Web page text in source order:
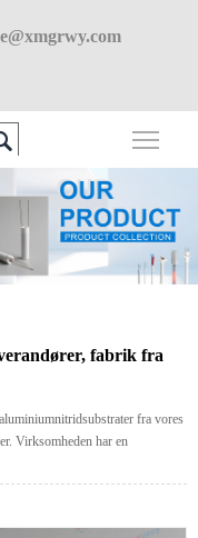
fabrik fra
fra vores
Virksomheden har en